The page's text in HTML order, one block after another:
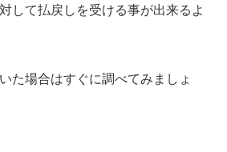
して払戻しを受ける事が出来るよ
た場合はすぐに調べてみましょ